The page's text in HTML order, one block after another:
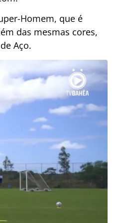
Homem, que é
das mesmas cores,
Aço.